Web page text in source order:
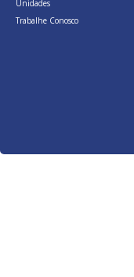
Unidades
Trabalhe Conosco